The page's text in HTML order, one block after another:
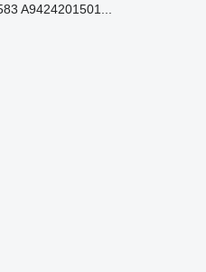
A9424201501...